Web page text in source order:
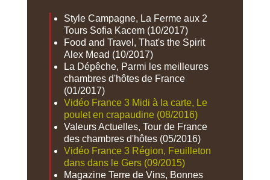
Style Campagne, La Ferme aux 2
Tours Sofia Kacem (10/2017)
Food and Travel, That's the Spirit
Alex Mead (10/2017)
La Dépêche, Parmi les meilleures
chambres d'hôtes de France
(01/2017)
Vidéo France 3 Midi à la carte, Le
poulet en crapaudine (08/2016)
Valeurs Actuelles, Tour de France
des chambres d'hôtes (05/2016)
Vidéo France 3 Région, Feuilleton
dans dans le Gers (09/2015)
Magazine Terre de Vins, Bonnes